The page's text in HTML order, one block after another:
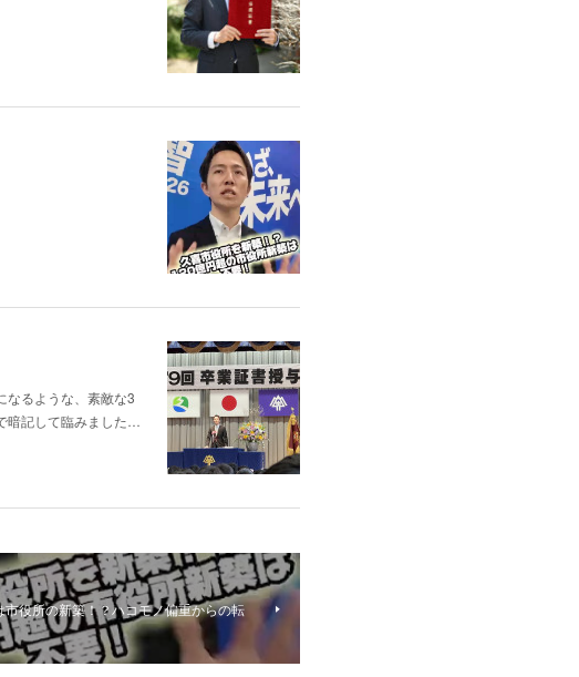
なるような、素敵な3
暗記して臨みました…
市役所の新築！？ハコモノ偏重からの転